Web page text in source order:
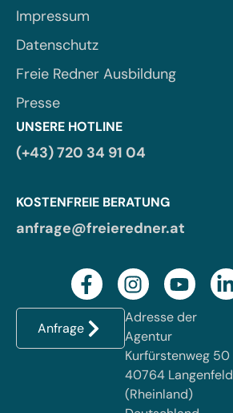
Impressum
Datenschutz
Freie Redner Ausbildung
Presse
UNSERE HOTLINE
(+43) 720 34 91 04
KOSTENFREIE BERATUNG
anfrage@freieredner.at
Anfrage
Adresse der
Agentur
Kurfürstenweg 50
40764 Langenfeld
(Rheinland)